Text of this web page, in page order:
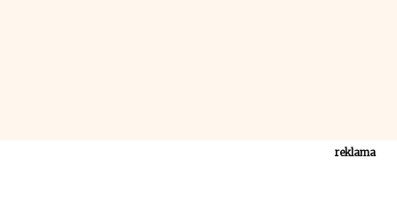
reklama